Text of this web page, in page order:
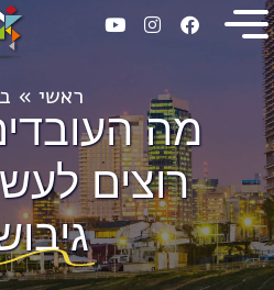
ראשי »
מה
רוצים